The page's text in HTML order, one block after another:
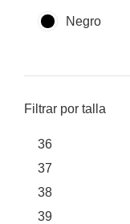
Negro
Filtrar por talla
36
37
38
39